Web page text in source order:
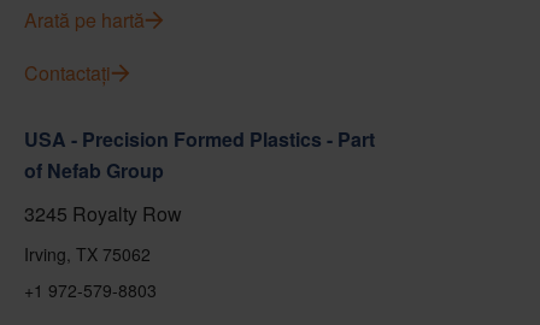
Arată pe hartă
Contactați
USA - Precision Formed Plastics - Part
of Nefab Group
3245 Royalty Row
Irving, TX 75062
+1 972-579-8803